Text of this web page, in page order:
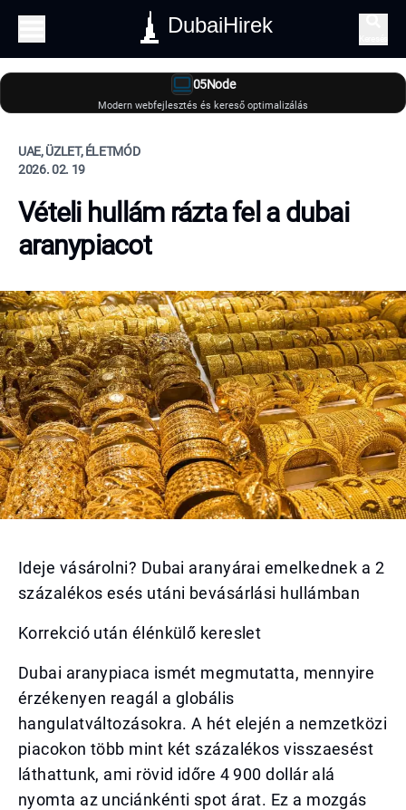
DubaiHirek
05Node
Modern webfejlesztés és kereső optimalizálás
UAE, ÜZLET, ÉLETMÓD
2026. 02. 19
Vételi hullám rázta fel a dubai
aranypiacot
Ideje vásárolni? Dubai aranyárai emelkednek a 2
százalékos esés utáni bevásárlási hullámban
Korrekció után élénkülő kereslet
Dubai aranypiaca ismét megmutatta, mennyire
érzékenyen reagál a globális
hangulatváltozásokra. A hét elején a nemzetközi
piacokon több mint két százalékos visszaesést
láthattunk, ami rövid időre 4 900 dollár alá
nyomta az unciánkénti spot árat. Ez a mozgás